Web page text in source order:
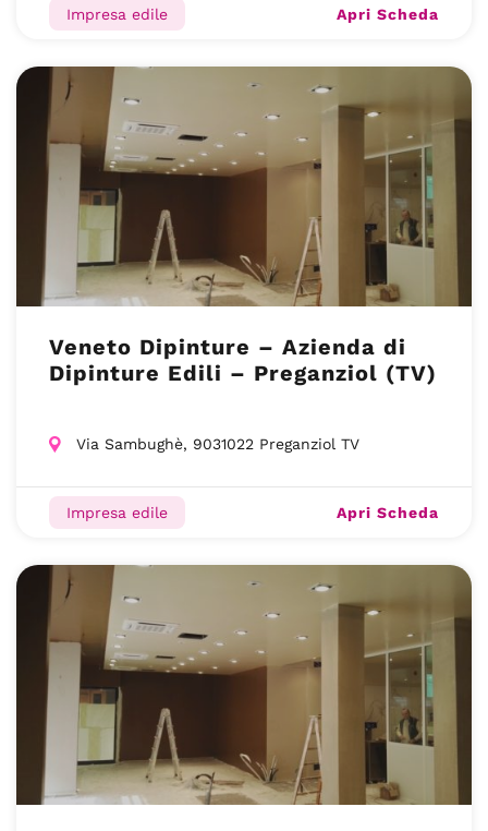
Impresa edile Apri Scheda
Veneto Dipinture – Azienda di
Dipinture Edili – Preganziol (TV)
Via Sambughè, 9031022 Preganziol TV
Impresa edile Apri Scheda